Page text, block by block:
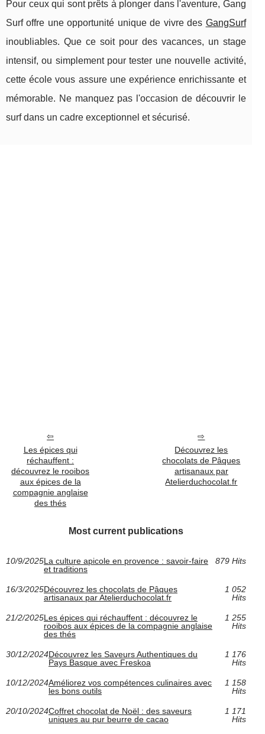
Pour ceux qui sont prêts à plonger dans l'aventure, Gang
Surf offre une opportunité unique de vivre des GangSurf
inoubliables. Que ce soit pour des vacances, un stage
intensif, ou simplement pour tester une nouvelle activité,
cette école vous assure une expérience enrichissante et
mémorable. Ne manquez pas l'occasion de découvrir le
surf dans un cadre exceptionnel et sécurisé.
Les épices qui
réchauffent :
découvrez le rooibos
aux épices de la
compagnie anglaise
des thés
Découvrez les
chocolats de Pâques
artisanaux par
Atelierduchocolat.fr
Most current publications
10/9/2025La culture apicole en provence : savoir-faire
et traditions
879 Hits
16/3/2025Découvrez les chocolats de Pâques
artisanaux par Atelierduchocolat.fr
1 052
Hits
21/2/2025Les épices qui réchauffent : découvrez le
rooibos aux épices de la compagnie anglaise
des thés
1 255
Hits
30/12/2024Découvrez les Saveurs Authentiques du
Pays Basque avec Freskoa
1 176
Hits
10/12/2024Améliorez vos compétences culinaires avec
les bons outils
1 158
Hits
20/10/2024Coffret chocolat de Noël : des saveurs
uniques au pur beurre de cacao
1 171
Hits